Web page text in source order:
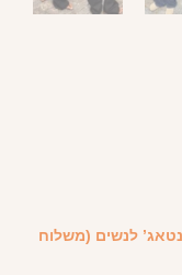
לנשים (משלוח